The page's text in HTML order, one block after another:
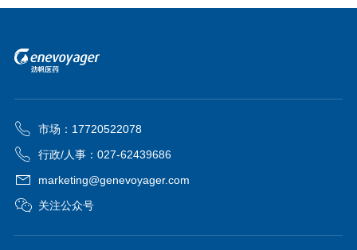
市场：17720522078
行政/人事：027-62439686
marketing@genevoyager.com
关注公众号